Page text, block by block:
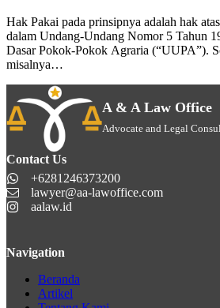
Hak Pakai pada prinsipnya adalah hak
dalam Undang-Undang Nomor 5 Tahun
Dasar Pokok-Pokok Agraria (“UUPA”).
misalnya…
A & A Law Office
Advocate and Legal
Contact Us
+6281246373200
lawyer@aa-lawoffice.com
aalaw.id
Navigation
Beranda
Artikel